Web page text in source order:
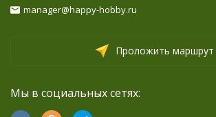
manager@happy-hobby.ru
Проложить маршрут
Мы в социальных сетях: